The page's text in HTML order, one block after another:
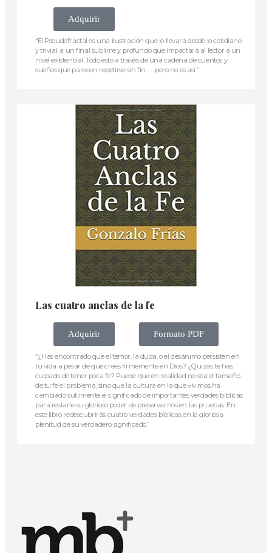
Adquirir
“El Pseudofractal es una ilustración que lo llevará desde lo cotidiano
y trivial, a un final sublime y profundo que impactará al lector a un
nivel existencial. Todo esto a través de una cadena de cuentos y
sueños que parecen repetirse sin fin . . . pero no es así.”
Las cuatro anclas de la fe
Adquirir Formato PDF
“¿Has encontrado que el temor, la duda, o el desánimo persisten en
tu vida a pesar de que crees firmemente en Dios? ¿Quizás te has
culpado de tener poca fe? Puede que en realidad no sea el tamaño
de tu fe el problema, sino que la cultura en la que vivimos ha
cambiado sutilmente el significado de importantes verdades bíblicas
para restarle su glorioso poder de preservarnos en las pruebas. En
este libro redescubrirás cuatro verdades bíblicas en la gloriosa
plenitud de su verdadero significado.”